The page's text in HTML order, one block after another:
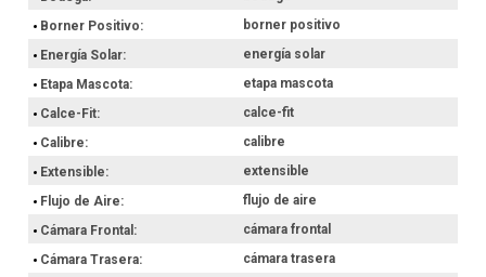
Borner Positivo
borner positivo
Energía Solar
energía solar
Etapa Mascota
etapa mascota
Calce-Fit
calce-fit
Calibre
calibre
Extensible
extensible
Flujo de Aire
flujo de aire
Cámara Frontal
cámara frontal
Cámara Trasera
cámara trasera